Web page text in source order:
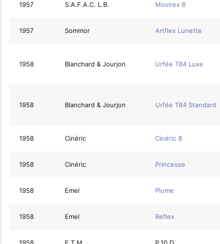
1957 S.A.F.A.C. L.B. Movirex 8
1957 Sommor Artflex Lunette
1958 Blanchard & Jourjon Urfée T84 Luxe
1958 Blanchard & Jourjon Urfée T84 Standard
1958 Cinéric Cinéric 8
1958 Cinéric Princesse
1958 Emel Plume
1958 Emel Reflex